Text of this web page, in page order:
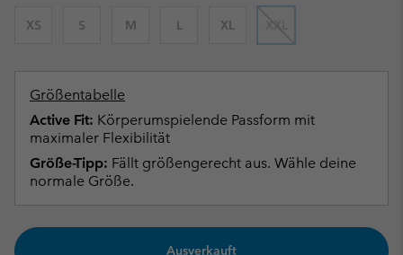
XS S M L XL XXL
Größentabelle
Active Fit: Körperumspielende Passform mit
maximaler Flexibilität
Größe-Tipp: Fällt größengerecht aus. Wähle deine
normale Größe.
Ausverkauft